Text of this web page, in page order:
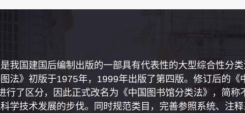
我国建国后编制出版的一部具有代表性的大型综合性分
法》初版于1975年，1999年出版了第四版。修订后的《
行了区分，因此正式改名为《中国图书馆分类法》，简称
学技术发展的步伐。同时规范类目，完善参照系统、注